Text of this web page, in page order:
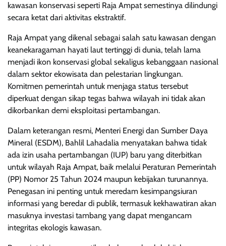
kawasan konservasi seperti Raja Ampat semestinya dilindungi
secara ketat dari aktivitas ekstraktif.
Raja Ampat yang dikenal sebagai salah satu kawasan dengan
keanekaragaman hayati laut tertinggi di dunia, telah lama
menjadi ikon konservasi global sekaligus kebanggaan nasional
dalam sektor ekowisata dan pelestarian lingkungan.
Komitmen pemerintah untuk menjaga status tersebut
diperkuat dengan sikap tegas bahwa wilayah ini tidak akan
dikorbankan demi eksploitasi pertambangan.
Dalam keterangan resmi, Menteri Energi dan Sumber Daya
Mineral (ESDM), Bahlil Lahadalia menyatakan bahwa tidak
ada izin usaha pertambangan (IUP) baru yang diterbitkan
untuk wilayah Raja Ampat, baik melalui Peraturan Pemerintah
(PP) Nomor 25 Tahun 2024 maupun kebijakan turunannya.
Penegasan ini penting untuk meredam kesimpangsiuran
informasi yang beredar di publik, termasuk kekhawatiran akan
masuknya investasi tambang yang dapat mengancam
integritas ekologis kawasan.